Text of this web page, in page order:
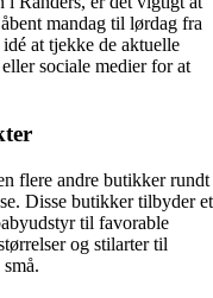
mandag til lørdag fra
at tjekke de aktuelle
sociale medier for at
flere andre butikker rundt
Disse butikker tilbyder et
til favorable
og stilarter til